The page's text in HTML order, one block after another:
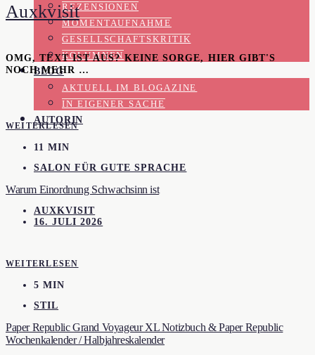
REZENSIONEN
MOMENTAUFNAHME
GESELLSCHAFTSKRITIK
KOLUMNEN
BLOG
AKTUELL IM BLOGAZINE
IN EIGENER SACHE
AUTORIN
Auxkvisit
OMG, TEXT IST AUS? KEINE SORGE, HIER GIBT'S
NOCH MEHR …
WEITERLESEN
11 MIN
SALON FÜR GUTE SPRACHE
Warum Einordnung Schwachsinn ist
AUXKVISIT
16. JULI 2026
WEITERLESEN
5 MIN
STIL
Paper Republic Grand Voyageur XL Notizbuch & Paper Republic
Wochenkalender / Halbjahreskalender